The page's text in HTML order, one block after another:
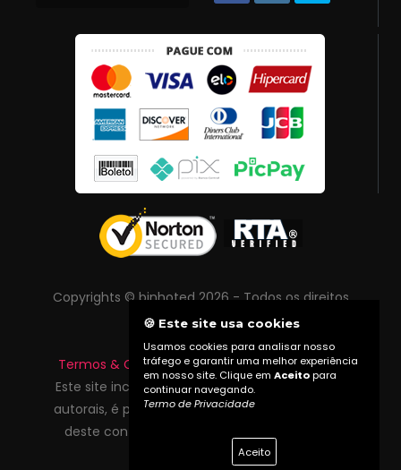
Copyrights © binhoted 2026 - Todos os direitos
reservados
Termos & Condições |Política de Privacidade
Este site inclui conteúdo protegido por direitos
autorais, é proibida reprodução total ou parcial
deste conteúdo sem autorização prévia do
proprietário do site.
🍪 Este site usa cookies
Usamos cookies para analisar nosso
tráfego e garantir uma melhor experiência
em nosso site. Clique em Aceitopara
continuar navegando.
Termo de Privacidade
Aceito